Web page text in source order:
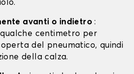
avanti o indietro:
centimetro per
del pneumatico, quindi
della calza.